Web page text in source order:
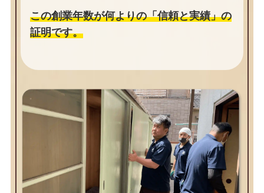
この創業年数が何よりの「信頼と実績」の
証明です。